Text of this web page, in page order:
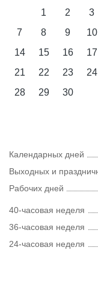
1
2 3
7
8 9 10
14
15 16 17
21
22 23 24
28
29 30
Календарных дней
Выходных и
Рабочих дней
40-часовая неделя
36-часовая неделя
24-часовая неделя